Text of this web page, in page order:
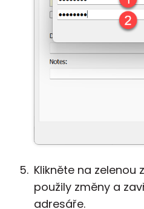
Klikněte na zelenou
použily změny a
adresáře.